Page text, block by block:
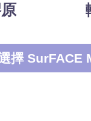
擇 SurFACE